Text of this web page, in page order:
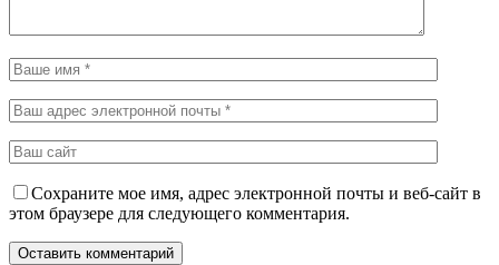
Сохраните мое имя, адрес электронной почты и веб-сайт в
этом браузере для следующего комментария.